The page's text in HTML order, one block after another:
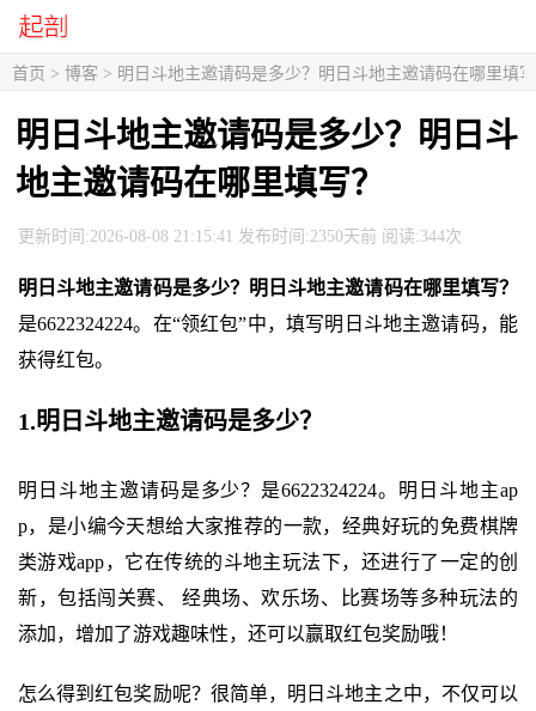
首页 > 博客 > 明日斗地主邀请码是多少？明日斗地主邀请码在哪里填
明日斗地主邀请码是多少？明日斗
地主邀请码在哪里填写？
更新时间:2026-08-08 21:15:41 发布时间:2350天前 阅读:344次
明日斗地主邀请码是多少？明日斗地主邀请码在哪里填写？
是6622324224。在“领红包”中，填写明日斗地主邀请码，能
获得红包。
1.明日斗地主邀请码是多少？
明日斗地主邀请码是多少？是6622324224。明日斗地主ap
p，是小编今天想给大家推荐的一款，经典好玩的免费棋牌
类游戏app，它在传统的斗地主玩法下，还进行了一定的创
新，包括闯关赛、 经典场、欢乐场、比赛场等多种玩法的
添加，增加了游戏趣味性，还可以赢取红包奖励哦！
怎么得到红包奖励呢？很简单，明日斗地主之中，不仅可以